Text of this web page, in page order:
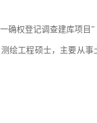
权登记调查建库项目”
绘工程硕士，主要从事